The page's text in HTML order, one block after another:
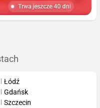
Trwa jeszcze 40 dni
Łódź
Gdańsk
Szczecin